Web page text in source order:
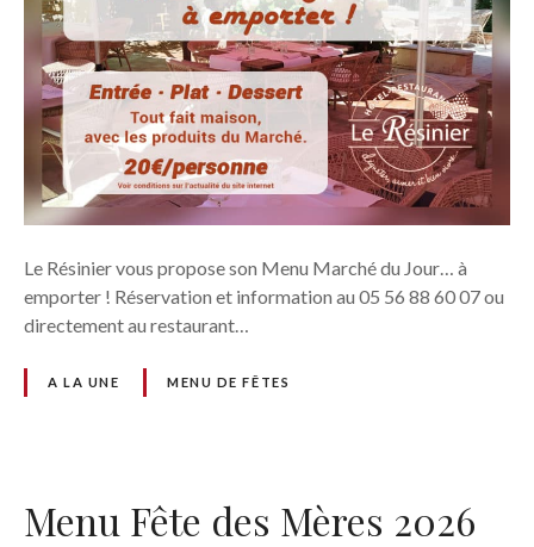
Le Résinier vous propose son Menu Marché du Jour… à
emporter ! Réservation et information au 05 56 88 60 07 ou
directement au restaurant…
A LA UNE MENU DE FÊTES
Menu Fête des Mères 2026